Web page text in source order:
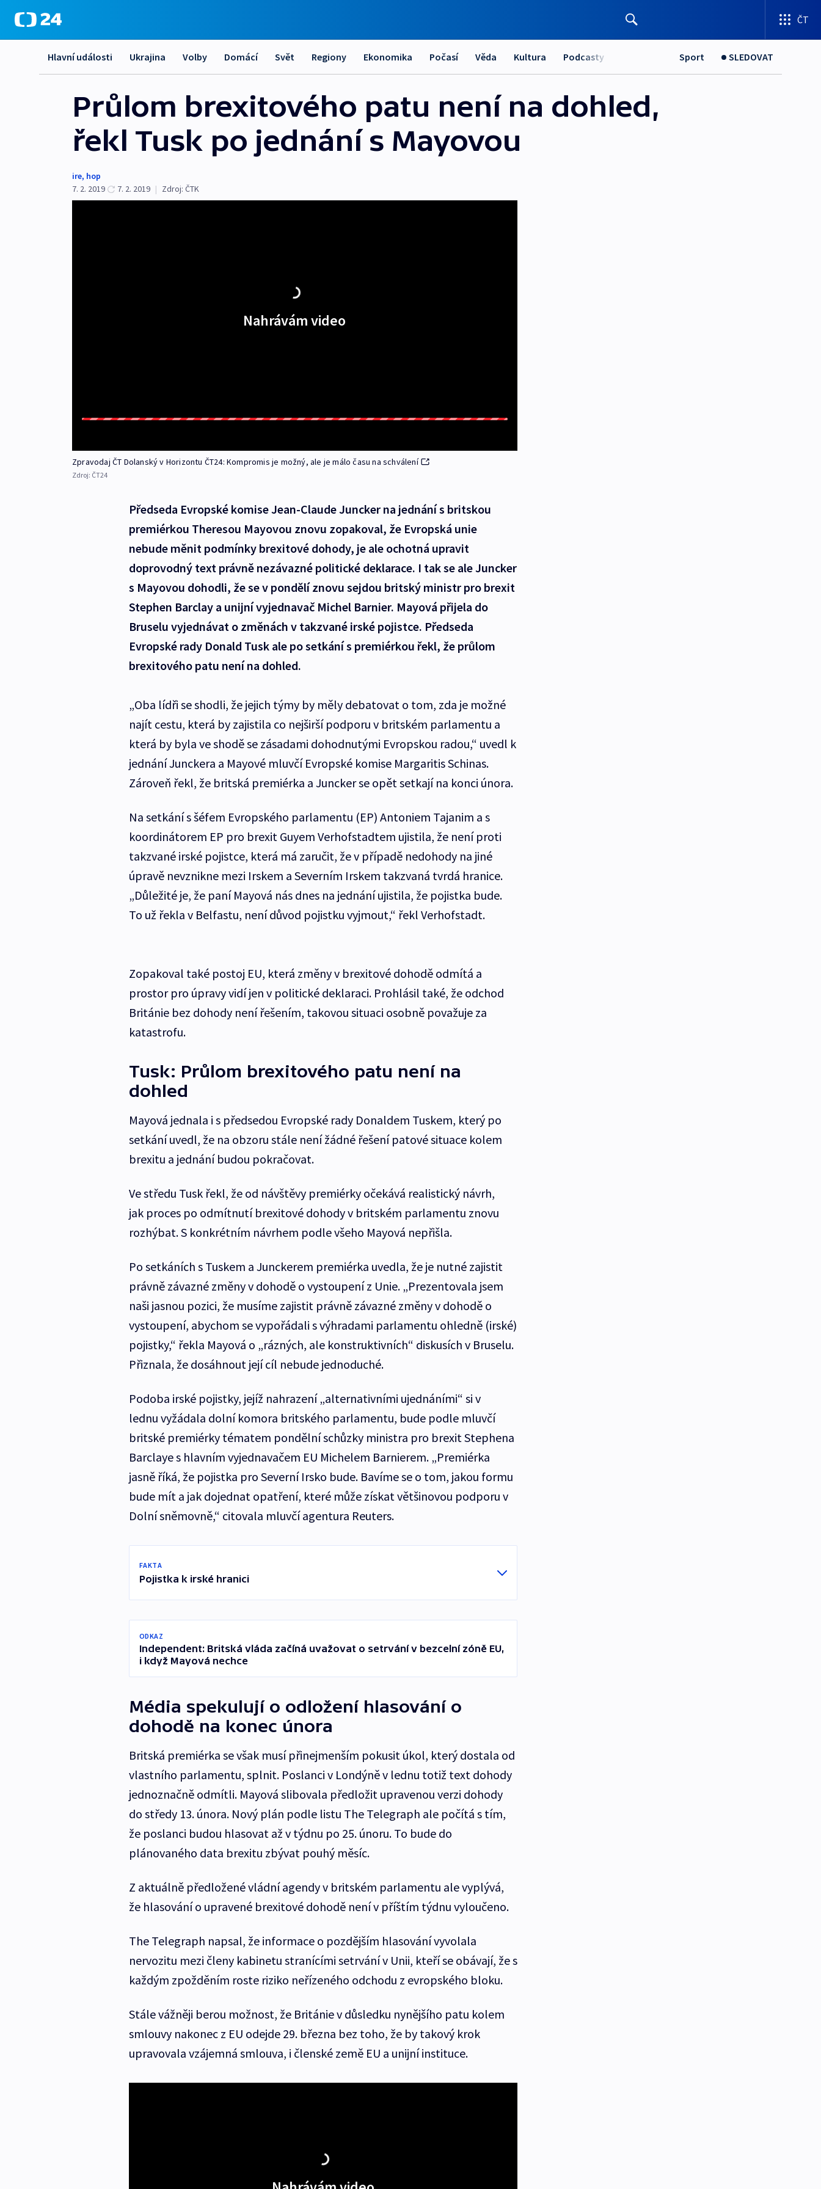
ČT
Hlavní události Ukrajina Volby Domácí Svět Regiony Ekonomika Počasí Věda Kultura Podcasty Sport SLEDOVAT
Průlom brexitového patu není na dohled,
řekl Tusk po jednání s Mayovou
ire, hop
7. 2. 2019
7. 2. 2019 | Zdroj: ČTK
Nahrávám video
Zpravodaj ČT Dolanský v Horizontu ČT24: Kompromis je možný, ale je málo času na schválení
Zdroj: ČT24
Předseda Evropské komise Jean-Claude Juncker na jednání s britskou
premiérkou Theresou Mayovou znovu zopakoval, že Evropská unie
nebude měnit podmínky brexitové dohody, je ale ochotná upravit
doprovodný text právně nezávazné politické deklarace. I tak se ale Juncker
s Mayovou dohodli, že se v pondělí znovu sejdou britský ministr pro brexit
Stephen Barclay a unijní vyjednavač Michel Barnier. Mayová přijela do
Bruselu vyjednávat o změnách v takzvané irské pojistce. Předseda
Evropské rady Donald Tusk ale po setkání s premiérkou řekl, že průlom
brexitového patu není na dohled.
„Oba lídři se shodli, že jejich týmy by měly debatovat o tom, zda je možné
najít cestu, která by zajistila co nejširší podporu v britském parlamentu a
která by byla ve shodě se zásadami dohodnutými Evropskou radou,“ uvedl k
jednání Junckera a Mayové mluvčí Evropské komise Margaritis Schinas.
Zároveň řekl, že britská premiérka a Juncker se opět setkají na konci února.
Na setkání s šéfem Evropského parlamentu (EP) Antoniem Tajanim a s
koordinátorem EP pro brexit Guyem Verhofstadtem ujistila, že není proti
takzvané irské pojistce, která má zaručit, že v případě nedohody na jiné
úpravě nevznikne mezi Irskem a Severním Irskem takzvaná tvrdá hranice.
„Důležité je, že paní Mayová nás dnes na jednání ujistila, že pojistka bude.
To už řekla v Belfastu, není důvod pojistku vyjmout,“ řekl Verhofstadt.
Zopakoval také postoj EU, která změny v brexitové dohodě odmítá a
prostor pro úpravy vidí jen v politické deklaraci. Prohlásil také, že odchod
Británie bez dohody není řešením, takovou situaci osobně považuje za
katastrofu.
Tusk: Průlom brexitového patu není na
dohled
Mayová jednala i s předsedou Evropské rady Donaldem Tuskem, který po
setkání uvedl, že na obzoru stále není žádné řešení patové situace kolem
brexitu a jednání budou pokračovat.
Ve středu Tusk řekl, že od návštěvy premiérky očekává realistický návrh,
jak proces po odmítnutí brexitové dohody v britském parlamentu znovu
rozhýbat. S konkrétním návrhem podle všeho Mayová nepřišla.
Po setkáních s Tuskem a Junckerem premiérka uvedla, že je nutné zajistit
právně závazné změny v dohodě o vystoupení z Unie. „Prezentovala jsem
naši jasnou pozici, že musíme zajistit právně závazné změny v dohodě o
vystoupení, abychom se vypořádali s výhradami parlamentu ohledně (irské)
pojistky,“ řekla Mayová o „rázných, ale konstruktivních“ diskusích v Bruselu.
Přiznala, že dosáhnout její cíl nebude jednoduché.
Podoba irské pojistky, jejíž nahrazení „alternativními ujednáními“ si v
lednu vyžádala dolní komora britského parlamentu, bude podle mluvčí
britské premiérky tématem pondělní schůzky ministra pro brexit Stephena
Barclaye s hlavním vyjednavačem EU Michelem Barnierem. „Premiérka
jasně říká, že pojistka pro Severní Irsko bude. Bavíme se o tom, jakou formu
bude mít a jak dojednat opatření, které může získat většinovou podporu v
Dolní sněmovně,“ citovala mluvčí agentura Reuters.
FAKTA
Pojistka k irské hranici
ODKAZ
Independent: Britská vláda začíná uvažovat o setrvání v bezcelní zóně EU,
i když Mayová nechce
Média spekulují o odložení hlasování o
dohodě na konec února
Britská premiérka se však musí přinejmenším pokusit úkol, který dostala od
vlastního parlamentu, splnit. Poslanci v Londýně v lednu totiž text dohody
jednoznačně odmítli. Mayová slibovala předložit upravenou verzi dohody
do středy 13. února. Nový plán podle listu The Telegraph ale počítá s tím,
že poslanci budou hlasovat až v týdnu po 25. únoru. To bude do
plánovaného data brexitu zbývat pouhý měsíc.
Z aktuálně předložené vládní agendy v britském parlamentu ale vyplývá,
že hlasování o upravené brexitové dohodě není v příštím týdnu vyloučeno.
The Telegraph napsal, že informace o pozdějším hlasování vyvolala
nervozitu mezi členy kabinetu stranícími setrvání v Unii, kteří se obávají, že s
každým zpožděním roste riziko neřízeného odchodu z evropského bloku.
Stále vážněji berou možnost, že Británie v důsledku nynějšího patu kolem
smlouvy nakonec z EU odejde 29. března bez toho, že by takový krok
upravovala vzájemná smlouva, i členské země EU a unijní instituce.